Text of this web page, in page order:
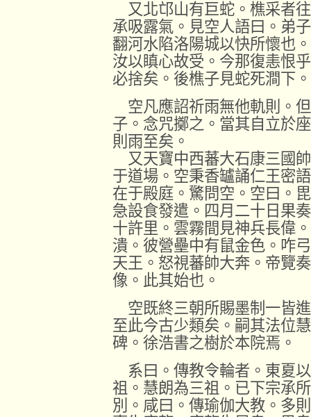
又北邙山有巨蛇。樵采者
承吸露氣。見空人語曰。弟
翻河水陷洛陽城以快所懷也
汝以瞋心故受。今那復恚恨
必捨矣。後樵子見蛇死澗下
空凡應詔祈雨無他軌則。
子。念咒擲之。當其自立於
則雨至矣。
又天寶中西蕃大石康三國
于道場。空秉香罏誦仁王密
在于殿庭。驚問空。空曰。
急設食發遣。四月二十日果
十許里。雲霧間見神兵長偉
潰。彼營壘中有鼠金色。咋
天王。怒視蕃帥大奔。帝覽
像。此其始也。
空既終三朝所賜墨制一皆
至此今古少類矣。嗣其法位
碑。徐浩書之樹於本院焉。
系曰。傳教令輪者。東夏
祖。慧朗為三祖。已下宗承
別。咸曰。傳瑜伽大教。多